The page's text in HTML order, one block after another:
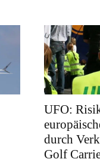
UFO:
durch
Golf